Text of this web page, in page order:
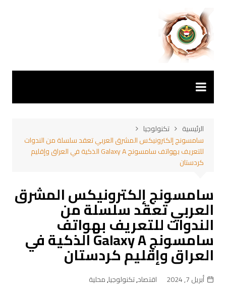
المحتوى
الرئيسية
تكنولوجيا
سامسونج إلكترونيكس المشرق العربي تعقد سلسلة من الندوات
للتعريف بهواتف سامسونج Galaxy A الذكية في العراق وإقليم
كردستان
سامسونج إلكترونيكس المشرق
العربي تعقد سلسلة من
الندوات للتعريف بهواتف
سامسونج Galaxy A الذكية في
العراق وإقليم كردستان
أبريل 7, 2024 اقتصاد,تكنولوجيا,محلية